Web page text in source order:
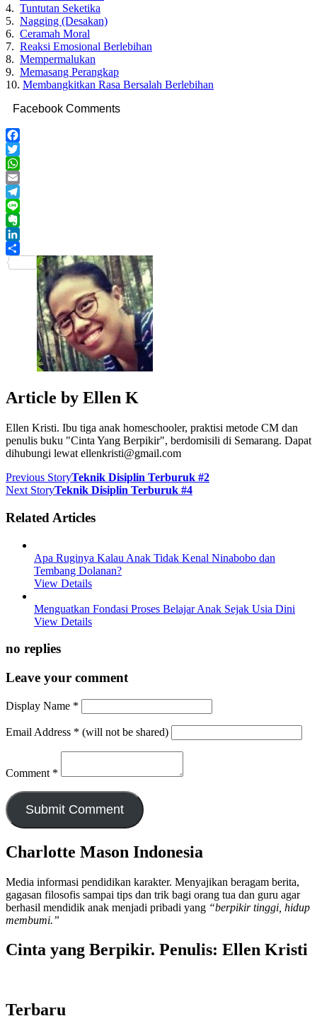
4. Tuntutan Seketika
5. Nagging (Desakan)
6. Ceramah Moral
7. Reaksi Emosional Berlebihan
8. Mempermalukan
9. Memasang Perangkap
10. Membangkitkan Rasa Bersalah Berlebihan
Facebook Comments
Facebook
Twitter
WhatsApp
Email
Telegram
Line
Evernote
LinkedIn
Share
Article by Ellen K
Ellen Kristi. Ibu tiga anak homeschooler, praktisi metode CM dan
penulis buku "Cinta Yang Berpikir", berdomisili di Semarang. Dapat
dihubungi lewat ellenkristi@gmail.com
Previous StoryTeknik Disiplin Terburuk #2
Next StoryTeknik Disiplin Terburuk #4
Related Articles
Apa Ruginya Kalau Anak Tidak Kenal Ninabobo dan
Tembang Dolanan?
View Details
Menguatkan Fondasi Proses Belajar Anak Sejak Usia Dini
View Details
no replies
Leave your comment
Display Name *
Email Address * (will not be shared)
Comment *
Charlotte Mason Indonesia
Media informasi pendidikan karakter. Menyajikan beragam berita,
gagasan filosofis sampai tips dan trik bagi orang tua dan guru agar
berhasil mendidik anak menjadi pribadi yang “berpikir tinggi, hidup
membumi.”
Cinta yang Berpikir. Penulis: Ellen Kristi
Terbaru